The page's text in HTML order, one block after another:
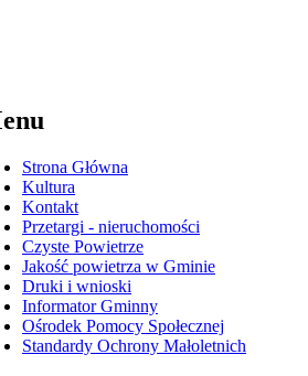
Strona Główna
Kultura
Kontakt
Przetargi - nieruchomości
Czyste Powietrze
Jakość powietrza w Gminie
Druki i wnioski
Informator Gminny
Ośrodek Pomocy Społecznej
Standardy Ochrony Małoletnich